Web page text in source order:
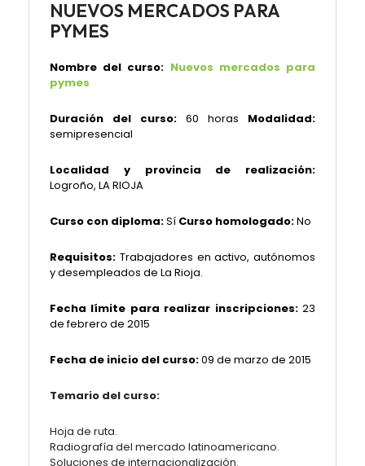
NUEVOS MERCADOS PARA
PYMES
Nombre del curso: Nuevos mercados para
pymes
Duración del curso: 60 horas Modalidad:
semipresencial
Localidad y provincia de realización:
Logroño, LA RIOJA
Curso con diploma:Sí Curso homologado:No
Requisitos: Trabajadores en activo, autónomos
y desempleados de La Rioja.
Fecha límite para realizar inscripciones:23
de febrero de 2015
Fecha de inicio del curso:09 de marzo de 2015
Temario del curso:
Hoja de ruta.
Radiografía del mercado latinoamericano.
Soluciones de internacionalización.